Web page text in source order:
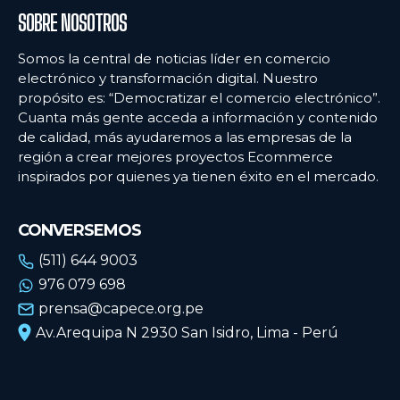
SOBRE NOSOTROS
Somos la central de noticias líder en comercio
electrónico y transformación digital. Nuestro
propósito es: “Democratizar el comercio electrónico”.
Cuanta más gente acceda a información y contenido
de calidad, más ayudaremos a las empresas de la
región a crear mejores proyectos Ecommerce
inspirados por quienes ya tienen éxito en el mercado.
CONVERSEMOS
(511) 644 9003
976 079 698
prensa@capece.org.pe
Av.Arequipa N 2930 San Isidro, Lima - Perú